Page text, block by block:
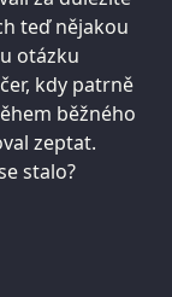
teď nějakou
otázku
kdy patrně
běžného
zeptat.
stalo?